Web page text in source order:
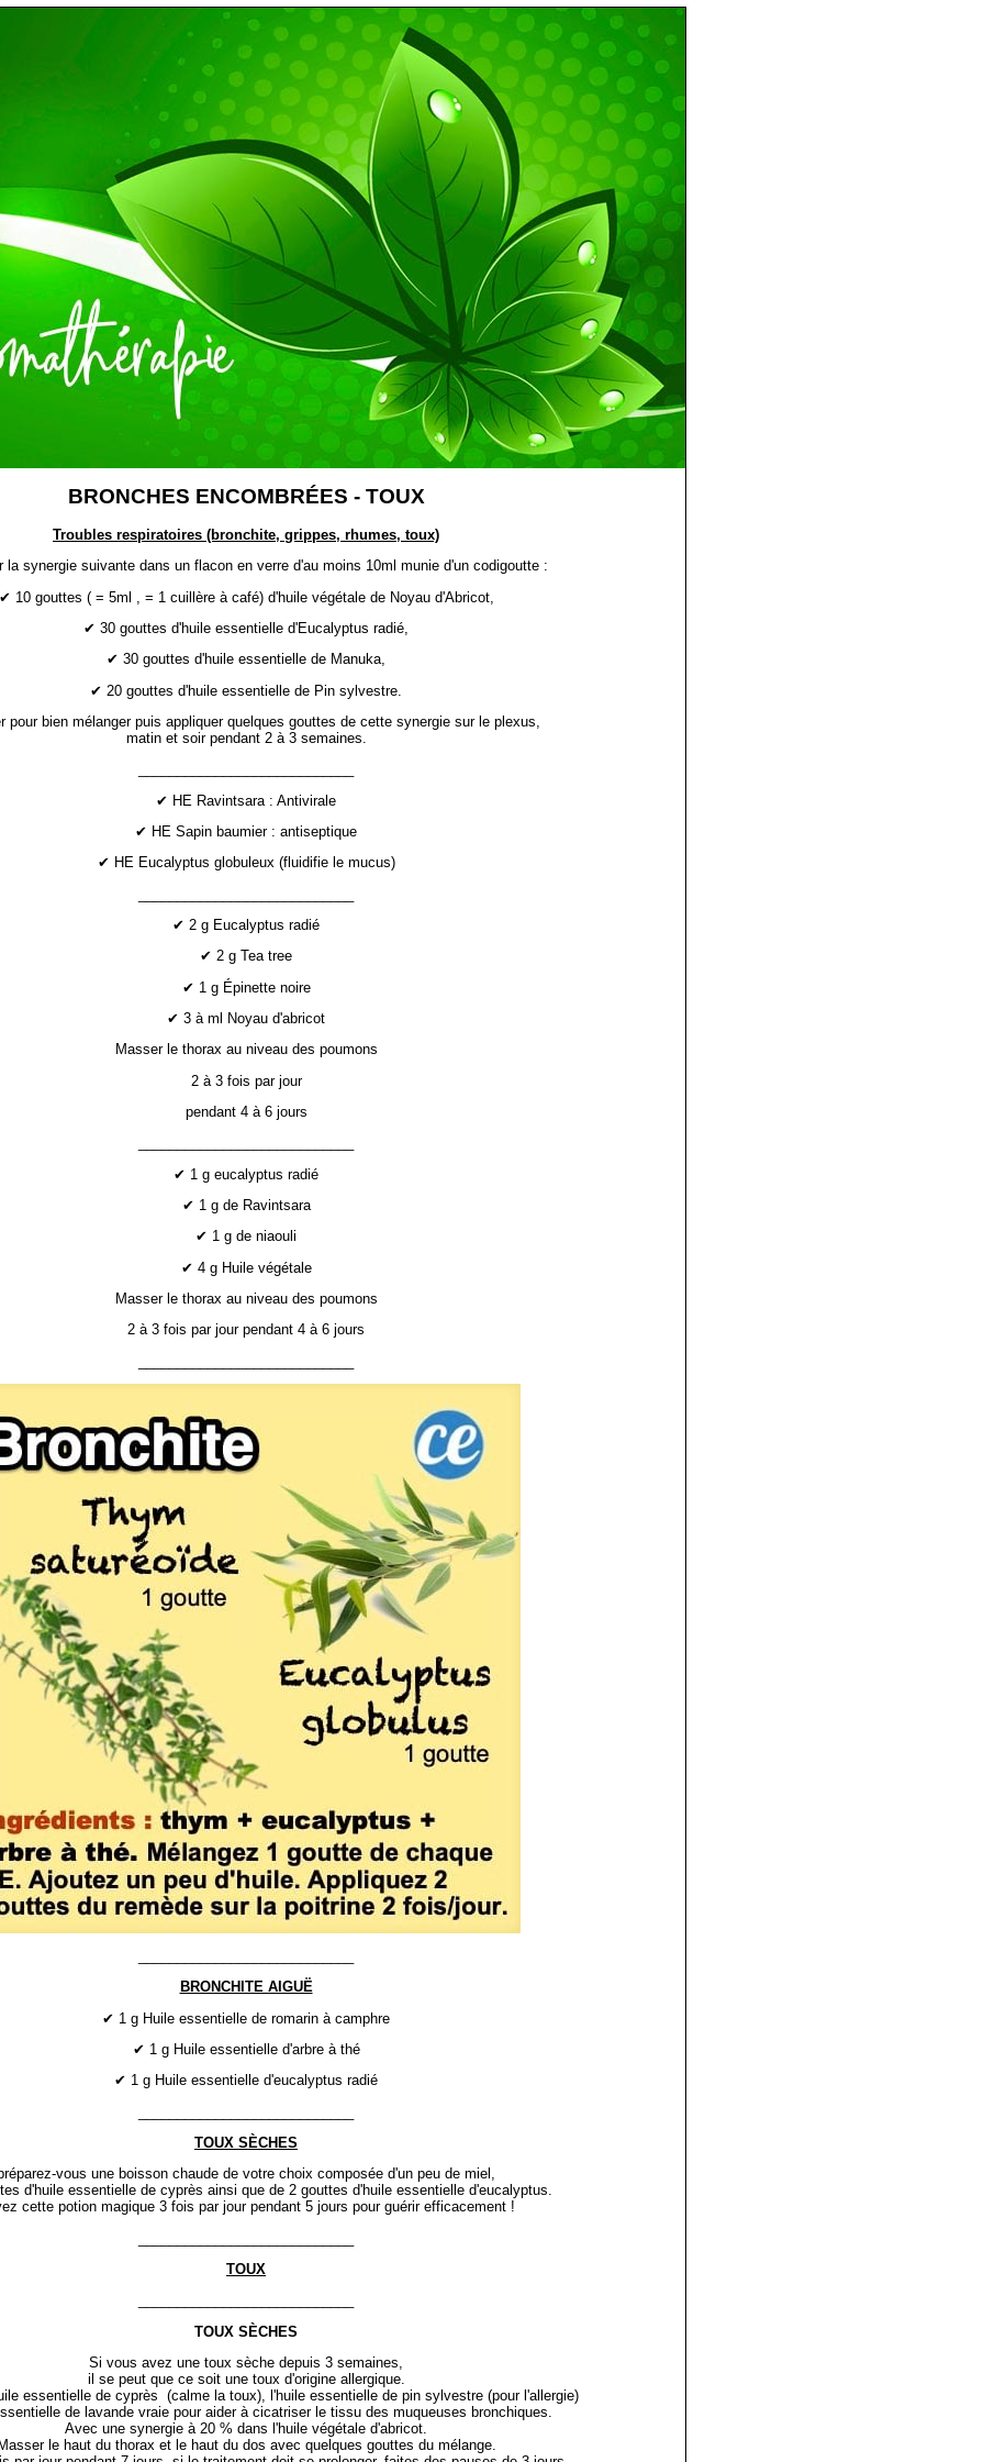
BRONCHES ENCOMBRÉES - TOUX
Troubles respiratoires (bronchite, grippes, rhumes, toux)
la synergie suivante dans un flacon en verre d'au moins 10ml munie d'un codigoutte :
✔ 10 gouttes ( = 5ml , = 1 cuillère à café) d'huile végétale de Noyau d'Abricot,
✔ 30 gouttes d'huile essentielle d'Eucalyptus radié,
✔ 30 gouttes d'huile essentielle de Manuka,
✔ 20 gouttes d'huile essentielle de Pin sylvestre.
pour bien mélanger puis appliquer quelques gouttes de cette synergie sur le plexus,
matin et soir pendant 2 à 3 semaines.
✔ HE Ravintsara : Antivirale
✔ HE Sapin baumier : antiseptique
✔ HE Eucalyptus globuleux (fluidifie le mucus)
✔ 2 g Eucalyptus radié
✔ 2 g Tea tree
✔ 1 g Épinette noire
✔ 3 à ml Noyau d'abricot
Masser le thorax au niveau des poumons
2 à 3 fois par jour
pendant 4 à 6 jours
✔ 1 g eucalyptus radié
✔ 1 g de Ravintsara
✔ 1 g de niaouli
✔ 4 g Huile végétale
Masser le thorax au niveau des poumons
2 à 3 fois par jour pendant 4 à 6 jours
BRONCHITE AIGUË
✔ 1 g Huile essentielle de romarin à camphre
✔ 1 g Huile essentielle d'arbre à thé
✔ 1 g Huile essentielle d'eucalyptus radié
TOUX SÈCHES
vous une boisson chaude de votre choix composée d'un peu de miel,
d'huile essentielle de cyprès ainsi que de 2 gouttes d'huile essentielle d'eucalyptus.
cette potion magique 3 fois par jour pendant 5 jours pour guérir efficacement !
TOUX
TOUX SÈCHES
Si vous avez une toux sèche depuis 3 semaines,
il se peut que ce soit une toux d'origine allergique.
essentielle de cyprès (calme la toux), l'huile essentielle de pin sylvestre (pour l'allergie)
de lavande vraie pour aider à cicatriser le tissu des muqueuses bronchiques.
Avec une synergie à 20 % dans l'huile végétale d'abricot.
Masser le haut du thorax et le haut du dos avec quelques gouttes du mélange.